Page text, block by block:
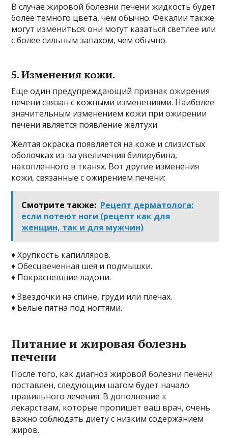
В случае жировой болезни печени жидкость будет
более темного цвета, чем обычно. Фекалии также
могут измениться: они могут казаться светлее или
с более сильным запахом, чем обычно.
5. Изменения кожи.
Еще один предупреждающий признак ожирения
печени связан с кожными изменениями. Наиболее
значительным изменением кожи при ожирении
печени является появление желтухи.
Желтая окраска появляется на коже и слизистых
оболочках из-за увеличения билирубина,
накопленного в тканях. Вот другие изменения
кожи, связанные с ожирением печени:
Смотрите также: Рецепт дерматолога:
если потеют ноги (рецепт как для
женщин, так и для мужчин)
♦ Хрупкость капилляров.
♦ Обесцвеченная шея и подмышки.
♦ Покрасневшие ладони.
♦ Звездочки на спине, груди или плечах.
♦ Белые пятна под ногтями.
Питание и жировая болезнь
печени
После того, как диагноз жировой болезни печени
поставлен, следующим шагом будет начало
правильного лечения. В дополнение к
лекарствам, которые пропишет ваш врач, очень
важно соблюдать диету с низким содержанием
жиров.